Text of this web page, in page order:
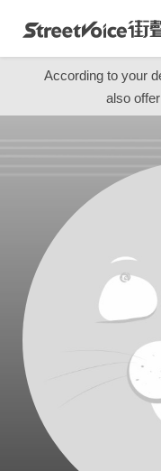
According to your
also offer